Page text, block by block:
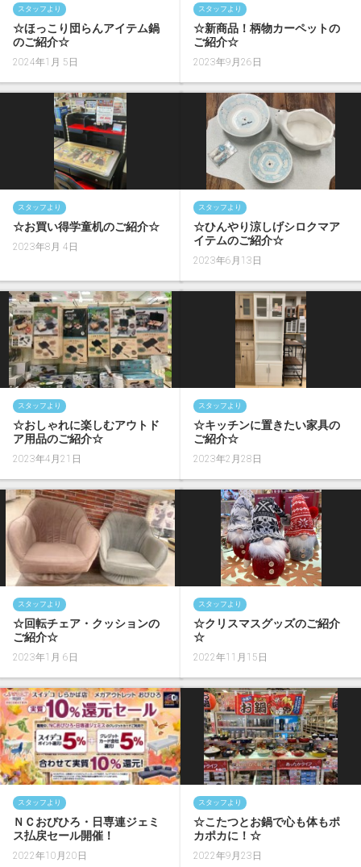
スタッフより
☆ほっこり団らんアイテム鍋
のご紹介☆
2024年1月 5日
スタッフより
☆新商品！柄物カーペットの
ご紹介☆
2023年9月26日
スタッフより
☆お買い得学童机のご紹介☆
2023年8月 4日
スタッフより
☆ひんやり涼しげシロクマア
イテムのご紹介☆
2023年6月13日
スタッフより
☆おしゃれに楽しむアウトド
ア用品のご紹介☆
2023年4月21日
スタッフより
☆キッチンに置きたい家具の
ご紹介☆
2023年2月28日
スタッフより
☆回転チェア・クッションの
ご紹介☆
2023年1月 6日
スタッフより
☆クリスマスグッズのご紹介
☆
2022年11月15日
スタッフより
ＮＣおびひろ・日専連ジェミ
ス払戻セール開催！
2022年10月20日
スタッフより
☆こたつとお鍋で心も体もポ
カポカに！☆
2022年9月23日